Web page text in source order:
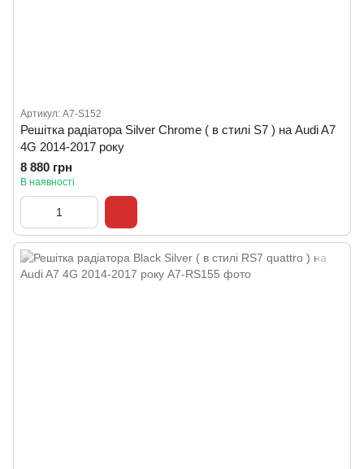
Артикул: A7-S152
Решітка радіатора Silver Chrome ( в стилі S7 ) на Audi A7
4G 2014-2017 року
8 880 грн
В наявності